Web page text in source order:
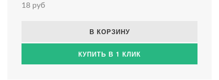
18 руб
В КОРЗИНУ
КУПИТЬ В 1 КЛИК